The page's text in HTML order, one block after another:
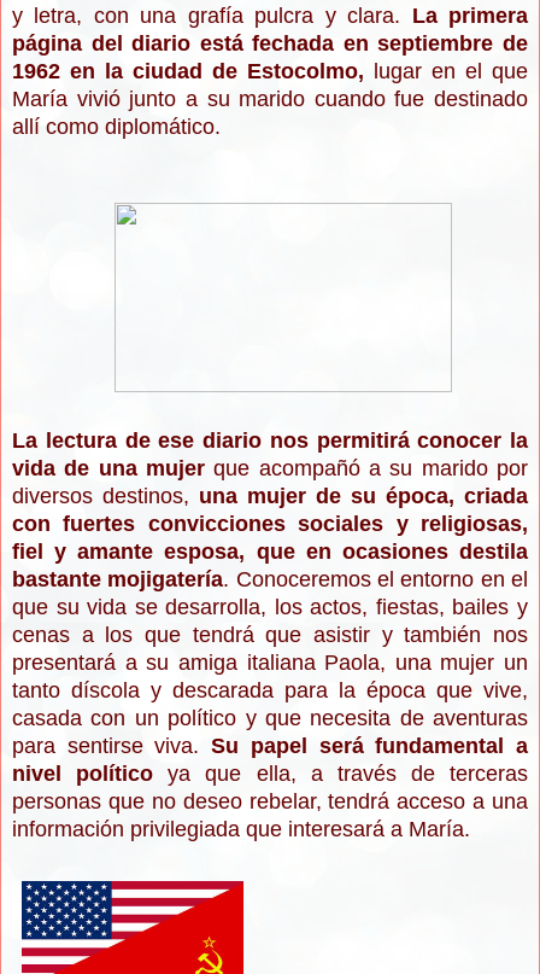
y letra, con una grafía pulcra y clara. La primera
página del diario está fechada en septiembre de
1962 en la ciudad de Estocolmo,
lugar en el que
María vivió junto a su marido cuando fue destinado
allí como diplomático.
La lectura de ese diario nos permitirá conocer la
vida de una mujerque acompañó a su marido por
diversos destinos, una mujer de su época, criada
con fuertes convicciones sociales y religiosas,
fiel y amante esposa, que en ocasiones destila
bastante mojigatería. Conoceremos el entorno en el
que su vida se desarrolla, los actos, fiestas, bailes y
cenas a los que tendrá que asistir y también nos
presentará a su amiga italiana Paola, una mujer un
tanto díscola y descarada para la época que vive,
casada con un político y que necesita de aventuras
para sentirse viva. Su papel será fundamental a
nivel político ya que ella, a través de terceras
personas que no deseo rebelar, tendrá acceso a una
información privilegiada que interesará a María.